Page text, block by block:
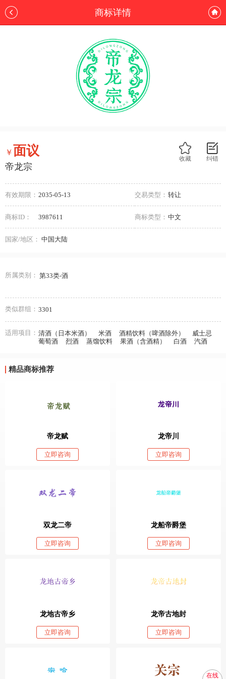
商标详情
纠错
收藏
￥面议
帝龙宗
有效期限： 2035-05-13 交易类型： 转让
商标ID： 3987611 商标类型： 中文
国家/地区： 中国大陆
所属类别： 第33类-酒
类似群组： 3301
适用项目： 清酒（日本米酒） 米酒 酒精饮料（啤酒除外）
威士忌
葡萄酒
烈酒 蒸馏饮料 果酒（含酒精） 白酒 汽酒
精品商标推荐
帝龙赋
立即咨询
龙帝川
立即咨询
双龙二帝
立即咨询
龙船帝爵堡
立即咨询
龙地古帝乡
立即咨询
龙帝古地封
立即咨询
在线